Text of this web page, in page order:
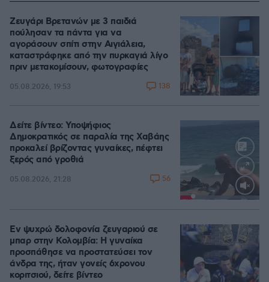
Ζευγάρι Βρετανών με 3 παιδιά
πούλησαν τα πάντα για να
αγοράσουν σπίτι στην Αιγιάλεια,
καταστράφηκε από την πυρκαγιά λίγο
πριν μετακομίσουν, φωτογραφίες
05.08.2026, 19:53 138
Loaded
Δείτε βίντεο: Υποψήφιος
Δημοκρατικός σε παραλία της Χαβάης
προκαλεί βρίζοντας γυναίκες, πέφτει
ξερός από γροθιά
05.08.2026, 21:28 56
Εν ψυχρώ δολοφονία ζευγαριού σε
μπαρ στην Κολομβία: Η γυναίκα
προσπάθησε να προστατεύσει τον
άνδρα της, ήταν γονείς 6χρονου
κοριτσιού, δείτε βίντεο